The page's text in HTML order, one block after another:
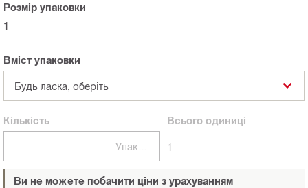
Розмір упаковки
1
Вміст упаковки
Будь ласка, оберіть
Кількість
Упаковки
Всьогоодиниці
1
Ви не можете побачити ціни з урахуванням